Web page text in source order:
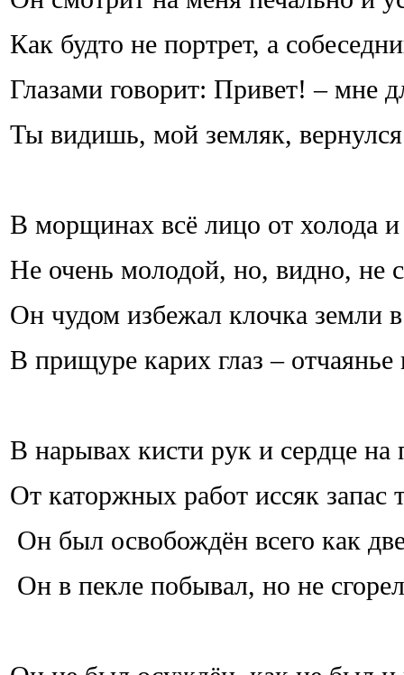
Как будто не портрет, а
Глазами говорит: Привет! – мне
Ты видишь, мой земляк,
В морщинах всё лицо от холода и
Не очень молодой, но, видно, не
Он чудом избежал клочка земли
В прищуре карих глаз – отчаянье
В нарывах кисти рук и сердце на
От каторжных работ иссяк запас
Он был освобождён всего как
Он в пекле побывал, но не